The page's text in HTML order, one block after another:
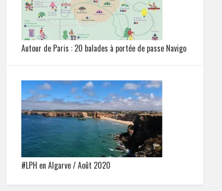
Autour de Paris : 20 balades à portée de passe Navigo
#LPH en Algarve / Août 2020